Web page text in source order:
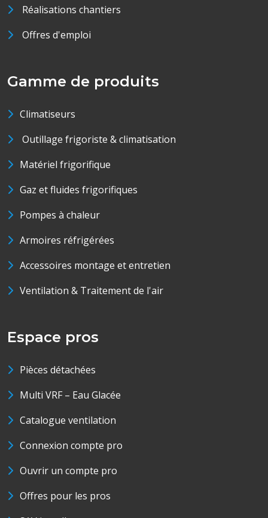
Réalisations chantiers
Offres d'emploi
Gamme de produits
Climatiseurs
Outillage frigoriste & climatisation
Matériel frigorifique
Gaz et fluides frigorifiques
Pompes à chaleur
Armoires réfrigérées
Accessoires montage et entretien
Ventilation & Traitement de l'air
Espace pros
Pièces détachées
Multi VRF – Eau Glacée
Catalogue ventilation
Connexion compte pro
Ouvrir un compte pro
Offres pour les pros